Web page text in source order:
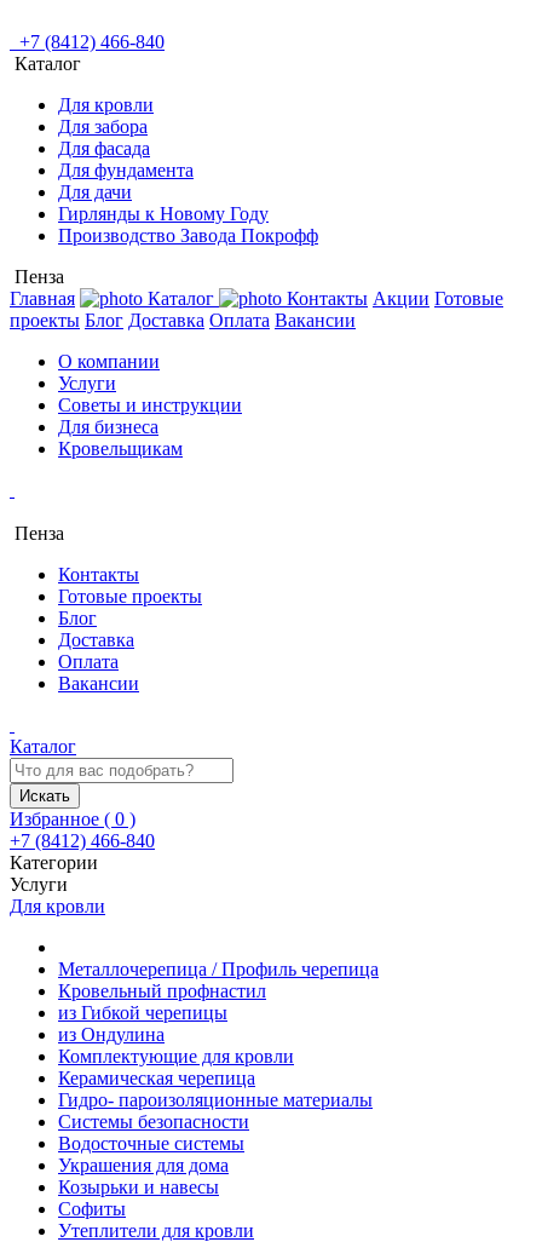
+7 (8412) 466-840
Каталог
Для кровли
Для забора
Для фасада
Для фундамента
Для дачи
Гирлянды к Новому Году
Производство Завода Покрофф
Пенза
Главная
Каталог Контакты Акции Готовые
проекты Блог Доставка Оплата Вакансии
О компании
Услуги
Советы и инструкции
Для бизнеса
Кровельщикам
Пенза
Контакты
Готовые проекты
Блог
Доставка
Оплата
Вакансии
Каталог
Искать
Избранное ( 0 )
+7 (8412) 466-840
Категории
Услуги
Для кровли
Металлочерепица / Профиль черепица
Кровельный профнастил
из Гибкой черепицы
из Ондулина
Комплектующие для кровли
Керамическая черепица
Гидро- пароизоляционные материалы
Системы безопасности
Водосточные системы
Украшения для дома
Козырьки и навесы
Софиты
Утеплители для кровли